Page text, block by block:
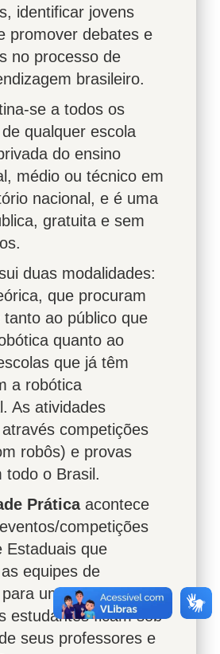
identificar jovens
promover debates e
no processo de
brasileiro.
se a todos os
qualquer escola
do ensino
médio ou técnico em
nacional, e é uma
gratuita e sem
duas modalidades:
que procuram
ao público que
quanto ao
que já têm
a robótica
As atividades
competições
robôs) e provas
todo o Brasil.
Práticaacontece
competições
Estaduais que
equipes de
uma final
estudantes ficam sob
seus professores e